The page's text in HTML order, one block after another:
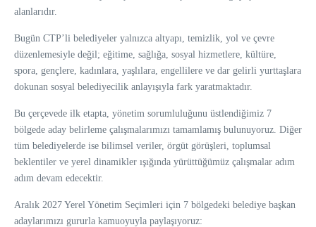
alanlarıdır.
Bugün CTP’li belediyeler yalnızca altyapı, temizlik, yol ve çevre
düzenlemesiyle değil; eğitime, sağlığa, sosyal hizmetlere, kültüre,
spora, gençlere, kadınlara, yaşlılara, engellilere ve dar gelirli yurttaşlara
dokunan sosyal belediyecilik anlayışıyla fark yaratmaktadır.
Bu çerçevede ilk etapta, yönetim sorumluluğunu üstlendiğimiz 7
bölgede aday belirleme çalışmalarımızı tamamlamış bulunuyoruz. Diğer
tüm belediyelerde ise bilimsel veriler, örgüt görüşleri, toplumsal
beklentiler ve yerel dinamikler ışığında yürüttüğümüz çalışmalar adım
adım devam edecektir.
Aralık 2027 Yerel Yönetim Seçimleri için 7 bölgedeki belediye başkan
adaylarımızı gururla kamuoyuyla paylaşıyoruz: